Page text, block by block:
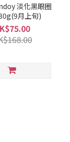
淡化黑眼圈
月上旬)